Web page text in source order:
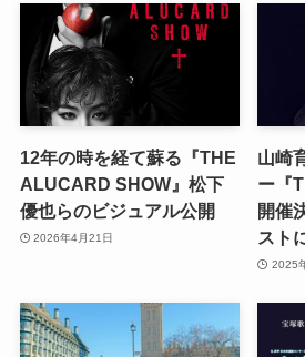
12年の時を経て蘇る『THE
ALUCARD SHOW』松下
優也らのビジュアル公開
2026年4月21日
山崎
ー『
開催
スト
2025